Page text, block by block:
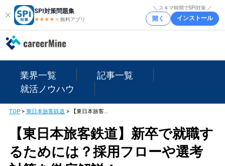
SPI対策問題集
★★★★ ★★
無料アプリ
＼ スキマ時間でSPI対策 ／
開く インストール
業界一覧
記事一覧
就活ノウハウ
TOP> 東日本旅客鉄道 > 【東日本旅客鉄道】新卒で就職するためには？採用フローや選考対策を徹底解説！
【東日本旅客鉄道】新卒で就職す
るためには？採用フローや選考